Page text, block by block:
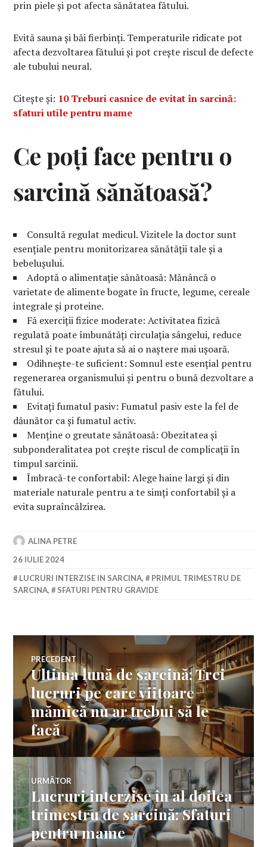
prin piele și pot afecta sănătatea fătului.
Evită sauna și băi fierbinți. Temperaturile ridicate pot
afecta dezvoltarea fătului și pot crește riscul de defecte
ale tubului neural.
Citește și: 10 Treburi casnice de evitat în sarcină:
sfaturi utile pentru mame
Ce poți face pentru o
sarcină sănătoasă?
Consultă regulat medicul. Vizitele la doctor sunt
esențiale pentru monitorizarea sănătății tale și a
bebelușului.
Adoptă o alimentație sănătoasă: Mănâncă o
varietate de alimente bogate în fructe, legume, cereale
integrale și proteine.
Fă exerciții fizice moderate: Activitatea fizică
regulată poate îmbunătăți circulația sângelui, reduce
stresul și te poate ajuta să ai o naștere mai ușoară.
Odihnește-te suficient: Somnul este esențial pentru
regenerarea organismului și pentru o bună dezvoltare a
fătului.
Evitați fumatul pasiv: Fumatul pasiv este la fel de
dăunător ca și fumatul activ.
Menține o greutate sănătoasă: Obezitatea și
subponderalitatea pot crește riscul de complicații în
timpul sarcinii.
Îmbracă-te confortabil: Alege haine largi și din
materiale naturale pentru a te simți confortabil și a
evita supraîncălzirea.
ALINA PETRE
26 IULIE 2024
LUCRURI INTERZISE IN SARCINA,
PRIMUL TRIMESTRU DE
SARCINA, SFATURI PENTRU GRAVIDE
Navigare
în
articole
PRECEDENT
Articolul
anterior:
Ultima lună de sarcină: Trei
lucruri pe care viitoare
mămică nu ar trebui să le
facă
URMĂTOR
Articolul
următor:
Lucruri interzise în al doilea
trimestru de sarcină: Sfaturi
pentru mame